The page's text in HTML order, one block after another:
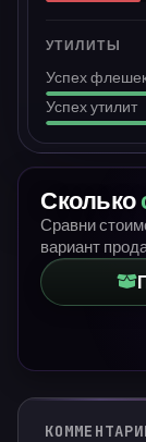
УТИЛИТЫ
Успех
Успех утилит
Сколько
Сравни
вариант